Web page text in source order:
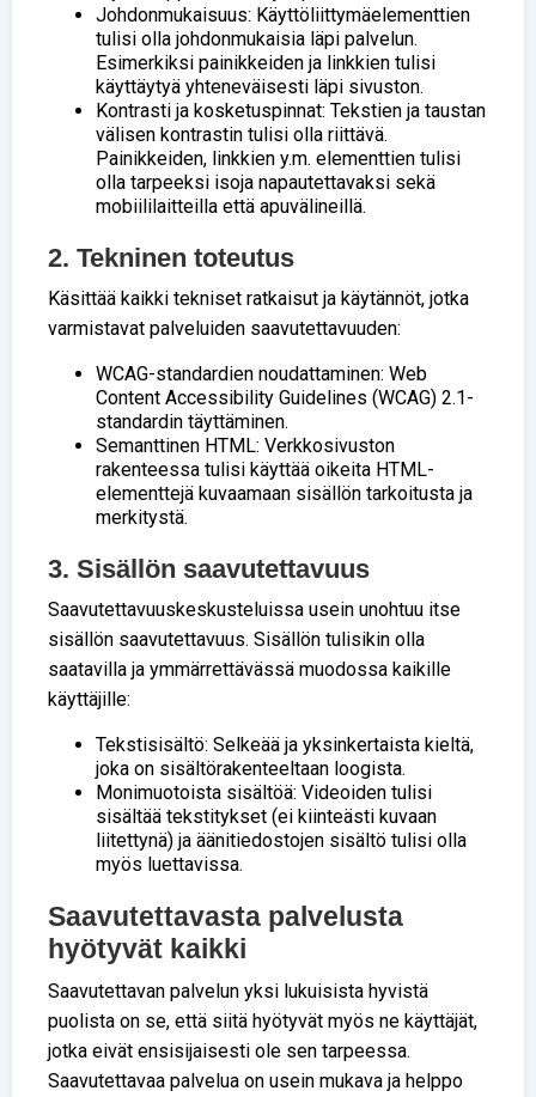
Johdonmukaisuus: Käyttöliittymäelementtien
tulisi olla johdonmukaisia läpi palvelun.
Esimerkiksi painikkeiden ja linkkien tulisi
käyttäytyä yhteneväisesti läpi sivuston.
Kontrasti ja kosketuspinnat: Tekstien ja taustan
välisen kontrastin tulisi olla riittävä.
Painikkeiden, linkkien y.m. elementtien tulisi
olla tarpeeksi isoja napautettavaksi sekä
mobiililaitteilla että apuvälineillä.
2. Tekninen toteutus
Käsittää kaikki tekniset ratkaisut ja käytännöt, jotka
varmistavat palveluiden saavutettavuuden:
WCAG-standardien noudattaminen: Web
Content Accessibility Guidelines (WCAG) 2.1-
standardin täyttäminen.
Semanttinen HTML: Verkkosivuston
rakenteessa tulisi käyttää oikeita HTML-
elementtejä kuvaamaan sisällön tarkoitusta ja
merkitystä.
3. Sisällön saavutettavuus
Saavutettavuuskeskusteluissa usein unohtuu itse
sisällön saavutettavuus. Sisällön tulisikin olla
saatavilla ja ymmärrettävässä muodossa kaikille
käyttäjille:
Tekstisisältö: Selkeää ja yksinkertaista kieltä,
joka on sisältörakenteeltaan loogista.
Monimuotoista sisältöä: Videoiden tulisi
sisältää tekstitykset (ei kiinteästi kuvaan
liitettynä) ja äänitiedostojen sisältö tulisi olla
myös luettavissa.
Saavutettavasta palvelusta
hyötyvät kaikki
Saavutettavan palvelun yksi lukuisista hyvistä
puolista on se, että siitä hyötyvät myös ne käyttäjät,
jotka eivät ensisijaisesti ole sen tarpeessa.
Saavutettavaa palvelua on usein mukava ja helppo